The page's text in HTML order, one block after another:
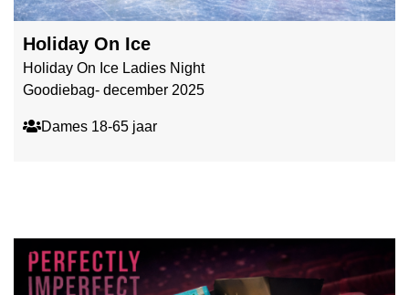
Holiday On Ice
Holiday On Ice Ladies Night
Goodiebag- december 2025
Dames 18-65 jaar